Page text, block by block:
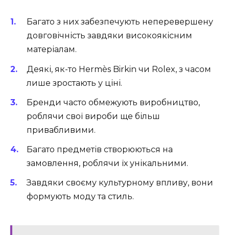
Багато з них забезпечують неперевершену
довговічність завдяки високоякісним
матеріалам.
Деякі, як-то Hermès Birkin чи Rolex, з часом
лише зростають у ціні.
Бренди часто обмежують виробництво,
роблячи свої вироби ще більш
привабливими.
Багато предметів створюються на
замовлення, роблячи їх унікальними.
Завдяки своєму культурному впливу, вони
формують моду та стиль.